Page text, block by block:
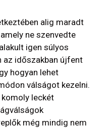
alig maradt
ne szenvedte
igen súlyos
az időszakban újfent
hogyan lehet
válságot kezelni.
leckét
még mindig nem